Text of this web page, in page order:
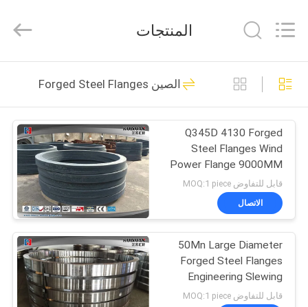
الصفحة
الرئيسية
منتجات
أشرطة
فيديو
معلومات
ENERGY
EQUIPMENT
Rights
Heavy Steel
Forgings
36
Axle Shaft Forging
35
المنتجات
الصين Forged Steel Flanges
Q345D 4130 Forged
Steel Flanges Wind
Power Flange 9000MM
Diameter
قابل للتفاوض MOQ:1 piece
الاتصال
50Mn Large Diameter
Forged Steel Flanges
Engineering Slewing
Bearing Flange
قابل للتفاوض MOQ:1 piece